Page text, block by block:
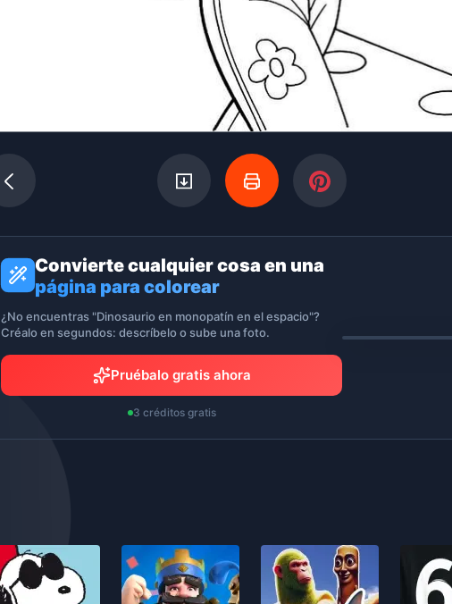
Convierte cualquier cosa en una
página para colorear
¿No encuentras "Dinosaurio en monopatín en el espacio"?
Créalo en segundos: descríbelo o sube una foto.
Pruébalo gratis ahora
3 créditos gratis